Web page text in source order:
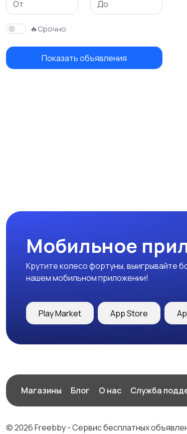
🔥Срочно
Показать объявления
Мобильное
Крутите колесо фортуны, выигрывайте
нашем мобильном приложении!
Play Market App Store
Магазины Блог О нас Служба
© 2026 Freebby - Сервис бесплатных